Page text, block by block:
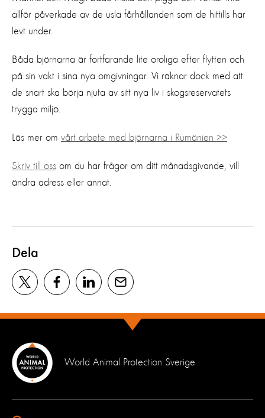
allför påverkade av de usla fårhållanden som de hittills har
levt under.
Båda björnarna är fortfarande lite oroliga efter flytten och
på sin vakt i sina nya omgivningar. Vi räknar dock med att
de snart ska börja njuta av sitt nya liv i skogsreservatets
trygga miljö.
Läs mer om vårt arbete med björnarna i Rumänien >>
Skriv till oss om du har frågor om ditt månadsgivande, vill
ändra adress eller annat.
Dela
World Animal Protection Sverige